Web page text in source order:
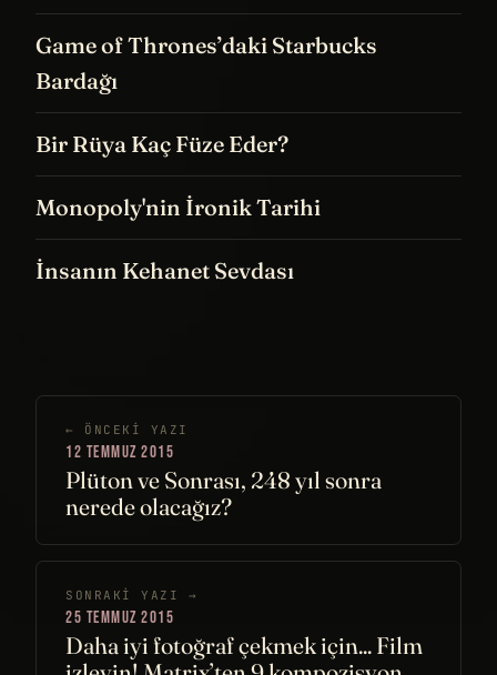
Game of Thrones’daki Starbucks
Bardağı
Bir Rüya Kaç Füze Eder?
Monopoly'nin İronik Tarihi
İnsanın Kehanet Sevdası
← ÖNCEKI YAZI
12 TEMMUZ 2015
Plüton ve Sonrası, 248 yıl sonra
nerede olacağız?
SONRAKI YAZI →
25 TEMMUZ 2015
Daha iyi fotoğraf çekmek için... Film